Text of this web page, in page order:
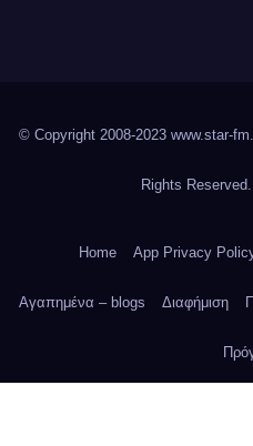
© Copyright 2008-2023 www.star-
Rights
Home App Privacy
Αγαπημένα – blogs Διαφήμιση